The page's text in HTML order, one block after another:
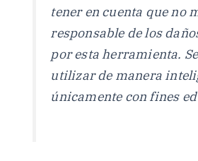
tener en cuenta que no
responsable de los
por esta herramienta.
utilizar de manera
únicamente con fines